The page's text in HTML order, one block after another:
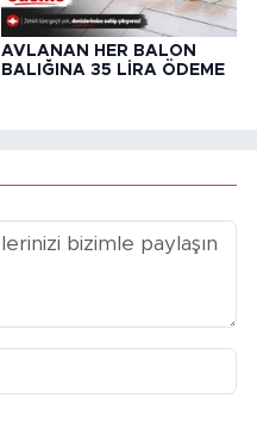
AVLANAN HER BALON
BALIĞINA 35 LİRA ÖDEME